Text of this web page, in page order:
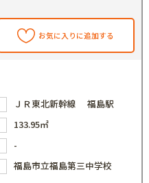
お気に入りに追加する
ＪＲ東北新幹線 福島駅
133.95㎡
-
福島市立福島第三中学校